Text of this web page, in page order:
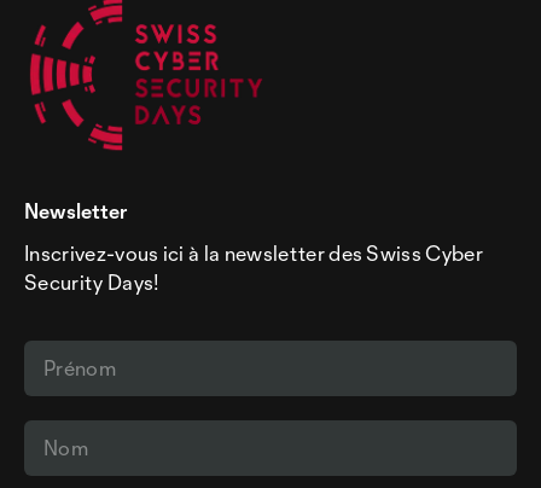
Newsletter
Inscrivez-vous ici à la newsletter des Swiss Cyber
Security Days!